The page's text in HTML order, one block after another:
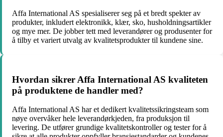
Affa International AS spesialiserer seg på et bredt spekter av
produkter, inkludert elektronikk, klær, sko, husholdningsartikler
og mye mer. De jobber tett med leverandører og produsenter for
å tilby et variert utvalg av kvalitetsprodukter til kundene sine.
Hvordan sikrer Affa International AS kvaliteten
på produktene de handler med?
Affa International AS har et dedikert kvalitetssikringsteam som
nøye overvåker hele leverandørkjeden, fra produksjon til
levering. De utfører grundige kvalitetskontroller og tester for å